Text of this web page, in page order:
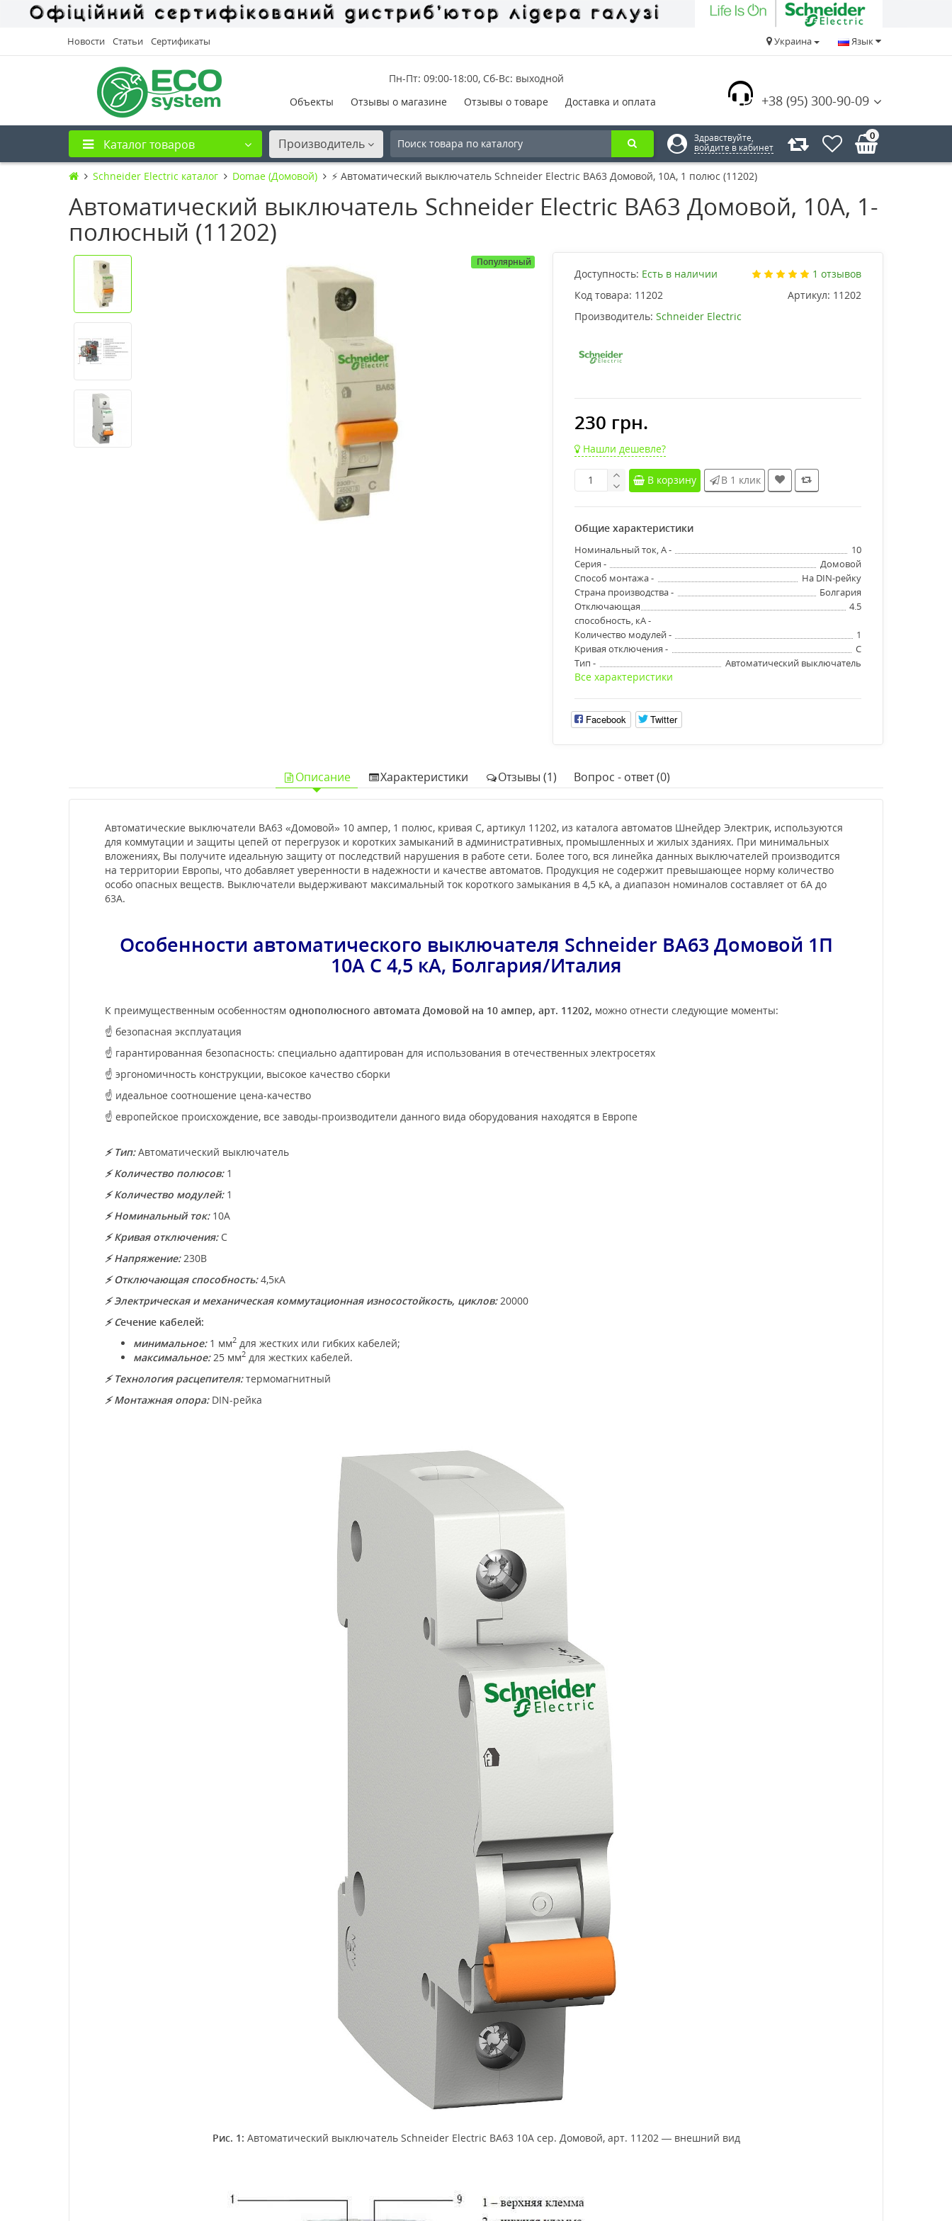
Новости Статьи Сертификаты Язык
Украина
+38 (95) 300-90-09
Пн-Пт: 09:00-18:00, Сб-Вс: выходной
Объекты
Отзывы о магазине Отзывы о товаре Доставка и оплата
Каталог товаров Производитель
Здравствуйте,
войдите в кабинет
0
Schneider Electric каталог Domae (Домовой) ⚡ Автоматический выключатель Schneider Electric ВА63 Домовой, 10А, 1 полюс (11202)
Автоматический выключатель Schneider Electric ВА63 Домовой, 10А, 1-
полюсный (11202)
Популярный
Доступность: Есть в наличии
1 отзывов
Код товара: 11202 Артикул: 11202
Производитель: Schneider Electric
230 грн.
Нашли дешевле?
В корзину В 1 клик
Общие характеристики
Номинальный ток, А -
10
Серия -
Домовой
Способ монтажа -
На DIN-рейку
Страна производства -
Болгария
Отключающая
способность, кА -
4.5
Количество модулей -
1
Кривая отключения -
C
Тип -
Автоматический выключатель
Все характеристики
Facebook Twitter
Описание Характеристики Отзывы (1) Вопрос - ответ (0)
Автоматические выключатели ВА63 «Домовой» 10 ампер, 1 полюс, кривая С, артикул 11202, из каталога автоматов Шнейдер Электрик, используются
для коммутации и защиты цепей от перегрузок и коротких замыканий в административных, промышленных и жилых зданиях. При минимальных
вложениях, Вы получите идеальную защиту от последствий нарушения в работе сети. Более того, вся линейка данных выключателей производится
на территории Европы, что добавляет уверенности в надежности и качестве автоматов. Продукция не содержит превышающее норму количество
особо опасных веществ. Выключатели выдерживают максимальный ток короткого замыкания в 4,5 кА, а диапазон номиналов составляет от 6А до
63А.
Особенности автоматического выключателя Schneider ВА63 Домовой 1П
10A C 4,5 кА, Болгария/Италия
К преимущественным особенностям однополюсного автомата Домовой на 10 ампер, арт. 11202, можно отнести следующие моменты:
☝ безопасная эксплуатация
☝ гарантированная безопасность: специально адаптирован для использования в отечественных электросетях
☝ эргономичность конструкции, высокое качество сборки
☝ идеальное соотношение цена-качество
☝ европейское происхождение, все заводы-производители данного вида оборудования находятся в Европе
⚡ Тип:Автоматический выключатель
⚡ Количество полюсов:1
⚡Количество модулей:1
⚡Номинальный ток:10А
⚡Кривая отключения:C
⚡Напряжение:230В
⚡Отключающая способность:4,5кА
⚡Электрическая и механическая коммутационная износостойкость, циклов:20000
⚡ Сечение кабелей:
минимальное:1 мм2 для жестких или гибких кабелей;
максимальное:25 мм2 для жестких кабелей.
⚡ Технология расцепителя: термомагнитный
⚡ Монтажная опора:DIN-рейка
Рис. 1: Автоматический выключатель Schneider Electric ВА63 10А сер. Домовой, арт. 11202 — внешний вид